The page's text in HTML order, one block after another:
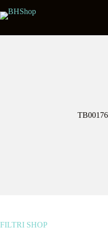
FILTRI SHOP